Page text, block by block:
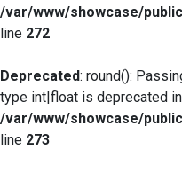
/var/www/showcase/
line 272
Deprecated: round():
type int|float is deprecated in
/var/www/showcase/
line 273